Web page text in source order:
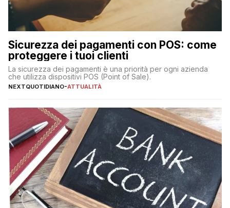
Sicurezza dei pagamenti con POS: come
proteggere i tuoi clienti
La sicurezza dei pagamenti è una priorità per ogni azienda
che utilizza dispositivi POS (Point of Sale).
NEXTQUOTIDIANO-ATTUALITÀ